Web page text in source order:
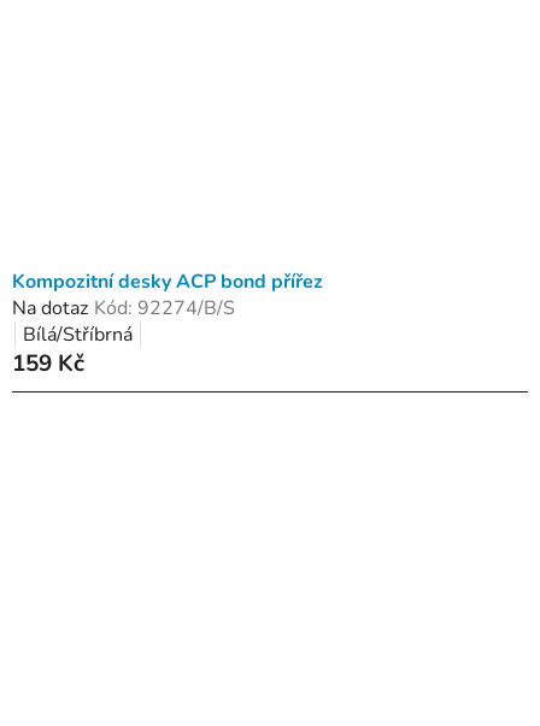
Kompozitní desky ACP bond přířez
Na dotaz Kód: 92274/B/S
Bílá/Stříbrná
159 Kč